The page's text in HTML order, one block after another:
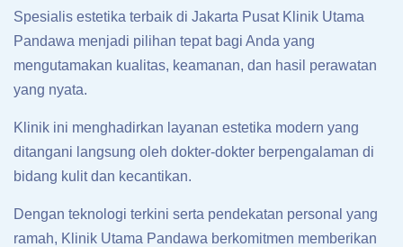
Spesialis estetika terbaik di Jakarta Pusat Klinik Utama
Pandawa menjadi pilihan tepat bagi Anda yang
mengutamakan kualitas, keamanan, dan hasil perawatan
yang nyata.
Klinik ini menghadirkan layanan estetika modern yang
ditangani langsung oleh dokter-dokter berpengalaman di
bidang kulit dan kecantikan.
Dengan teknologi terkini serta pendekatan personal yang
ramah, Klinik Utama Pandawa berkomitmen memberikan